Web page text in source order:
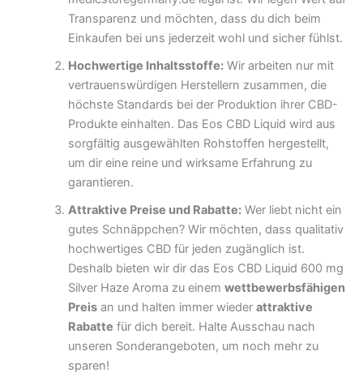
Transparenz und möchten, dass du dich beim
Einkaufen bei uns jederzeit wohl und sicher fühlst.
Hochwertige Inhaltsstoffe:Wir arbeiten nur mit
vertrauenswürdigen Herstellern zusammen, die
höchste Standards bei der Produktion ihrer CBD-
Produkte einhalten. Das Eos CBD Liquid wird aus
sorgfältig ausgewählten Rohstoffen hergestellt,
um dir eine reine und wirksame Erfahrung zu
garantieren.
Attraktive Preise und Rabatte:Wer liebt nicht ein
gutes Schnäppchen? Wir möchten, dass qualitativ
hochwertiges CBD für jeden zugänglich ist.
Deshalb bieten wir dir das Eos CBD Liquid 600 mg
Silver Haze Aroma zu einem wettbewerbsfähigen
Preisan und halten immer wieder attraktive
Rabatte für dich bereit. Halte Ausschau nach
unseren Sonderangeboten, um noch mehr zu
sparen!